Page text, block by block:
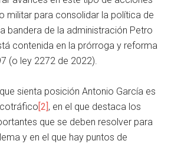
militar para consolidar la política de
bandera de la administración Petro
contenida en la prórroga y reforma
(o ley 2272 de 2022).
sienta posición Antonio García es
[2] , en el que destaca los
que se deben resolver para
y en el que hay puntos de